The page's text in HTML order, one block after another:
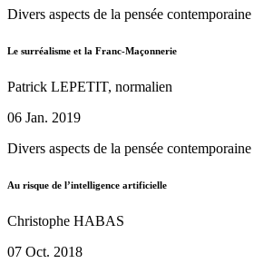
Divers aspects de la pensée contemporaine
Le surréalisme et la Franc-Maçonnerie
Patrick LEPETIT, normalien
06 Jan. 2019
Divers aspects de la pensée contemporaine
Au risque de l’intelligence artificielle
Christophe HABAS
07 Oct. 2018